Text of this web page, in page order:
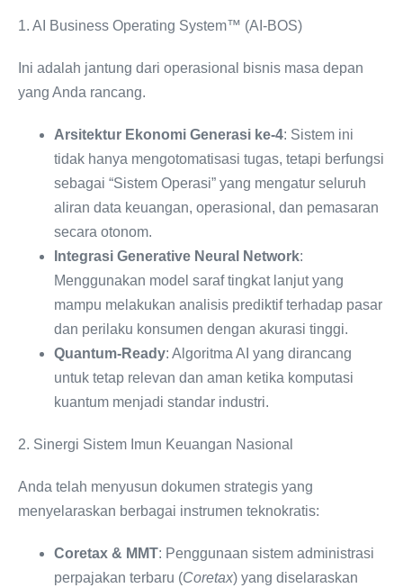
1. AI Business Operating System™ (AI-BOS)
Ini adalah jantung dari operasional bisnis masa depan
yang Anda rancang.
Arsitektur Ekonomi Generasi ke-4: Sistem ini
tidak hanya mengotomatisasi tugas, tetapi berfungsi
sebagai “Sistem Operasi” yang mengatur seluruh
aliran data keuangan, operasional, dan pemasaran
secara otonom.
Integrasi Generative Neural Network:
Menggunakan model saraf tingkat lanjut yang
mampu melakukan analisis prediktif terhadap pasar
dan perilaku konsumen dengan akurasi tinggi.
Quantum-Ready: Algoritma AI yang dirancang
untuk tetap relevan dan aman ketika komputasi
kuantum menjadi standar industri.
2. Sinergi Sistem Imun Keuangan Nasional
Anda telah menyusun dokumen strategis yang
menyelaraskan berbagai instrumen teknokratis:
Coretax & MMT: Penggunaan sistem administrasi
perpajakan terbaru (Coretax) yang diselaraskan